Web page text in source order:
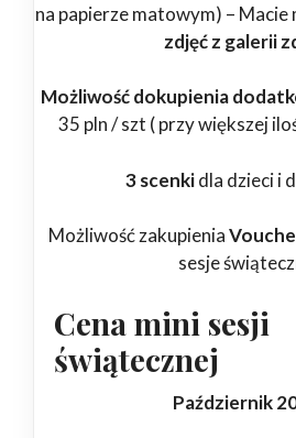
na papierze matowym) – Macie
zdjęć z galerii
Możliwość dokupienia
35 pln / szt ( przy większej
3 scenkidla dzieci i
Możliwość zakupienia
sesje
Cena mini sesji
świątecznej
Październik